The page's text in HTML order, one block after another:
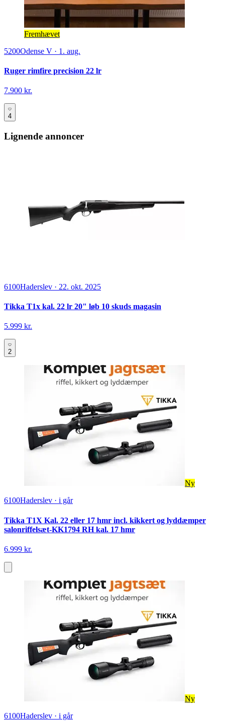
Fremhævet
5200Odense V · 1. aug.
Ruger rimfire precision 22 lr
7.900 kr.
4
Lignende annoncer
6100Haderslev · 22. okt. 2025
Tikka T1x kal. 22 lr 20" løb 10 skuds magasin
5.999 kr.
2
Ny
6100Haderslev · i går
Tikka T1X Kal. 22 eller 17 hmr incl. kikkert og lyddæmper
salonriffelsæt-KK1794 RH kal. 17 hmr
6.999 kr.
Ny
6100Haderslev · i går